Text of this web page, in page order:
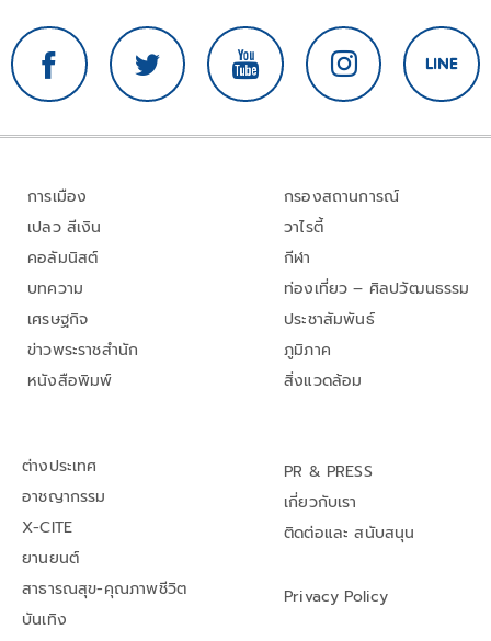
การเมือง
เปลว สีเงิน
คอลัมนิสต์
บทความ
เศรษฐกิจ
ข่าวพระราชสำนัก
หนังสือพิมพ์
กรองสถานการณ์
วาไรตี้
กีฬา
ท่องเที่ยว – ศิลปวัฒนธรรม
ประชาสัมพันธ์
ภูมิภาค
สิ่งแวดล้อม
ต่างประเทศ
อาชญากรรม
X-CITE
ยานยนต์
สาธารณสุข-คุณภาพชีวิต
บันเทิง
PR & PRESS
เกี่ยวกับเรา
ติดต่อและ สนับสนุน
Privacy Policy